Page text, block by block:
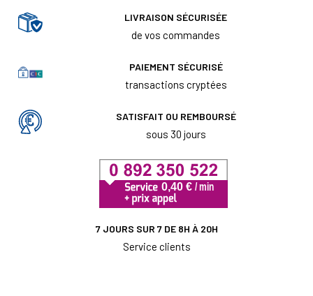
LIVRAISON SÉCURISÉE
de vos commandes
PAIEMENT SÉCURISÉ
transactions cryptées
SATISFAIT OU REMBOURSÉ
sous 30 jours
7 JOURS SUR 7 DE 8H À 20H
Service clients